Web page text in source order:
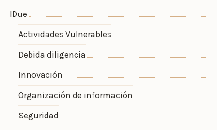
IDue
Actividades Vulnerables
Debida diligencia
Innovación
Organización de información
Seguridad